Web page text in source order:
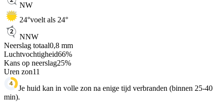
NW
24°voelt als 24°
NNW
Neerslag totaal0,8 mm
Luchtvochtigheid66%
Kans op neerslag25%
Uren zon11
Je huid kan in volle zon na enige tijd verbranden (binnen 25-40
min).